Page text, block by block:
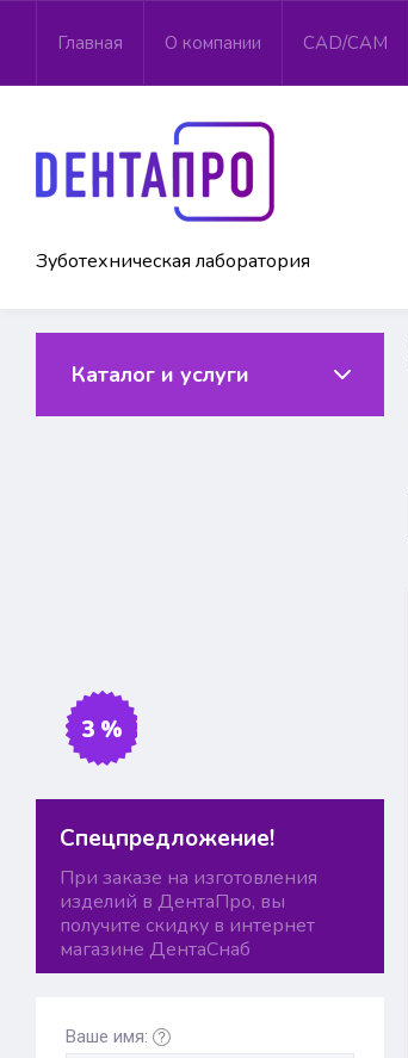
Главная О компании CAD/CAM
Зуботехническая лаборатория
Каталог и услуги
3 %
Спецпредложение!
При заказе на изготовления
изделий в ДентаПро, вы
получите скидку в интернет
магазине ДентаСнаб
Ваше имя: